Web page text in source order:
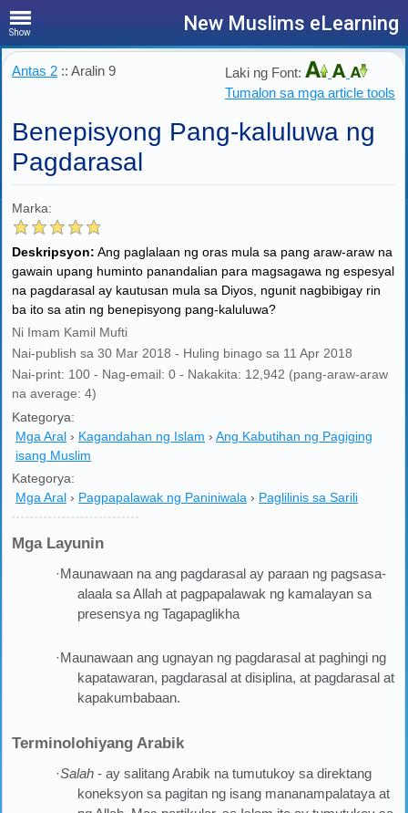
Show New Muslims eLearning
Antas 2 :: Aralin 9
Laki ng Font:
Tumalon sa mga article tools
Benepisyong Pang-kaluluwa ng
Pagdarasal
Marka:
Deskripsyon: Ang paglalaan ng oras mula sa pang araw-araw na
gawain upang huminto panandalian para magsagawa ng espesyal
na pagdarasal ay kautusan mula sa Diyos, ngunit nagbibigay rin
ba ito sa atin ng benepisyong pang-kaluluwa?
Ni Imam Kamil Mufti
Nai-publish sa 30 Mar 2018 - Huling binago sa 11 Apr 2018
Nai-print: 100 - Nag-email: 0 - Nakakita: 12,942 (pang-araw-araw
na average: 4)
Kategorya:
Mga Aral › Kagandahan ng Islam › Ang Kabutihan ng Pagiging
isang Muslim
Kategorya:
Mga Aral › Pagpapalawak ng Paniniwala › Paglilinis sa Sarili
Mga Layunin
·Maunawaan na ang pagdarasal ay paraan ng pagsasa-
alaala sa Allah at pagpapalawak ng kamalayan sa
presensya ng Tagapaglikha
·Maunawaan ang ugnayan ng pagdarasal at paghingi ng
kapatawaran, pagdarasal at disiplina, at pagdarasal at
kapakumbabaan.
Terminolohiyang Arabik
·Salah - ay salitang Arabik na tumutukoy sa direktang
koneksyon sa pagitan ng isang mananampalataya at